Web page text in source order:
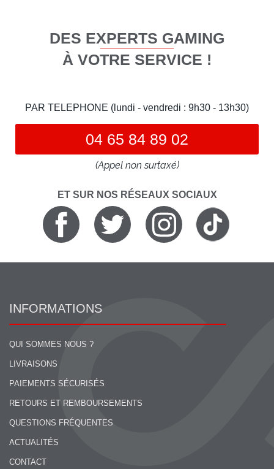
DES EXPERTS GAMING
À VOTRE SERVICE !
PAR TELEPHONE (lundi - vendredi : 9h30 - 13h30)
04 65 84 89 02
(Appel non surtaxé)
ET SUR NOS RÉSEAUX SOCIAUX
INFORMATIONS
QUI SOMMES NOUS ?
LIVRAISONS
PAIEMENTS SÉCURISÉS
RETOURS ET REMBOURSEMENTS
QUESTIONS FRÉQUENTES
ACTUALITÉS
CONTACT